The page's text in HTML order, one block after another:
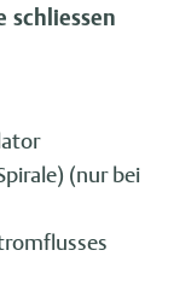
schliessen
(nur bei